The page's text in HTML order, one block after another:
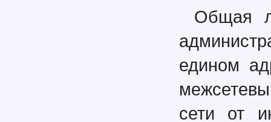
Общая
едином
сети от